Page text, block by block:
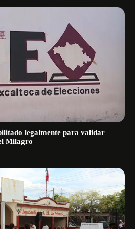
legalmente para validar
Milagro